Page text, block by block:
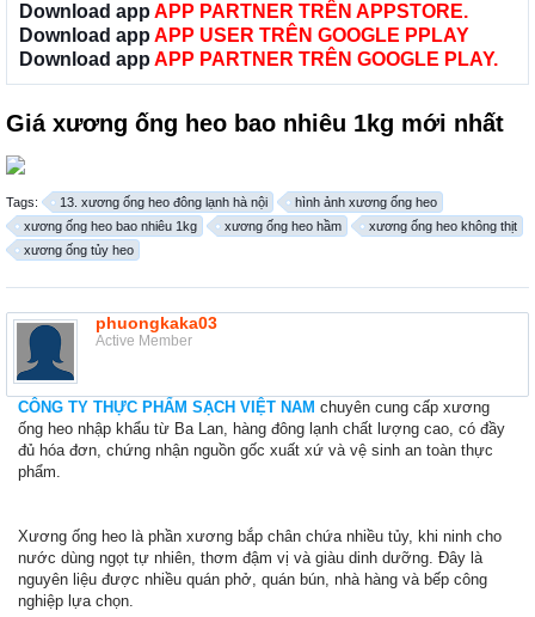
Download app APP PARTNER TRÊN APPSTORE.
Download app APP USER TRÊN GOOGLE PPLAY
Download app APP PARTNER TRÊN GOOGLE PLAY.
Giá xương ống heo bao nhiêu 1kg mới nhất
Tags: 13. xương ống heo đông lạnh hà nội
hình ảnh xương ống heo
xương ống heo bao nhiêu 1kg
xương ống heo hầm
xương ống heo không thịt
xương ống tủy heo
phuongkaka03
Active Member
CÔNG TY THỰC PHẨM SẠCH VIỆT NAM chuyên cung cấp xương
ống heo nhập khẩu từ Ba Lan, hàng đông lạnh chất lượng cao, có đầy
đủ hóa đơn, chứng nhận nguồn gốc xuất xứ và vệ sinh an toàn thực
phẩm.
Xương ống heo là phần xương bắp chân chứa nhiều tủy, khi ninh cho
nước dùng ngọt tự nhiên, thơm đậm vị và giàu dinh dưỡng. Đây là
nguyên liệu được nhiều quán phở, quán bún, nhà hàng và bếp công
nghiệp lựa chọn.